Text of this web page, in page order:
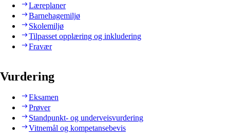
Læreplaner
Barnehagemiljø
Skolemiljø
Tilpasset opplæring og inkludering
Fravær
Vurdering
Eksamen
Prøver
Standpunkt- og underveisvurdering
Vitnemål og kompetansebevis